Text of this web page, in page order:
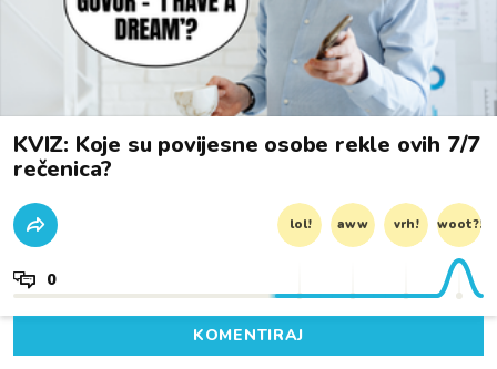
KVIZ: Koje su povijesne osobe rekle ovih 7/7
rečenica?
lol! aww vrh! woot?!
0
KOMENTIRAJ